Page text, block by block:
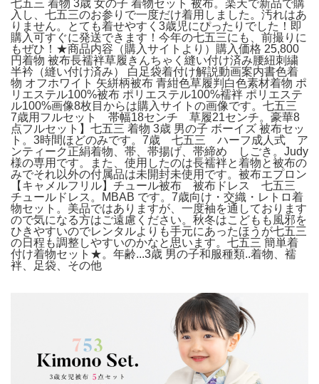
七五三 着物 3歳 女の子 着物セット 被布。楽天で新品で購
入し、七五三のお参りで一度だけ着用しました。汚れはあ
りません。とても着せやすく3歳児にぴったりでした！即
購入可すぐに発送できます！今年の七五三にも、前撮りに
もぜひ！★商品内容（購入サイトより）購入価格 25,800
円着物 被布長襦袢草履きんちゃく縫い付け済み腰紐刺繍
半衿（縫い付け済み） 白足袋着付け解説動画案内書色着
物 オフホワイト 矢絣柄被布 青紺色草履判白色素材着物 ポ
リエステル100%被布 ポリエステル100%襦袢 ポリエステ
ル100%画像8枚目からは購入サイトの画像です。七五三
7歳用フルセット 帯幅18センチ 草履21センチ。豪華8
点フルセット】七五三 着物 3歳 男の子 ボーイズ 被布セッ
ト。3時間ほどのみです。7歳 七五三 ハーフ成人式 ア
ンティーク正絹着物、帯、帯揚げ、帯締め しごき。Judy
様の専用です。また、使用したのは長襦袢と着物と被布の
みでそれ以外の付属品は未開封未使用です。被布エプロン
【キャメルフリル】チュール被布 被布ドレス 七五三
チュールドレス。MBAB です。7歳向け・交織・レトロ着
物セット。美品ではありますが、一度袖を通しております
ので気になる方はご遠慮ください。秋冬はこどもも風邪を
ひきやすいのでレンタルよりも手元にあったほうが七五三
の日程も調整しやすいのかなと思います。七五三 簡単着
付け着物セット★。年齢...3歳 男の子和服種類..着物、襦
袢、足袋、その他